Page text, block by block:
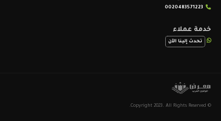
0020483571223
خدمة عملاء
تحدث إلينا الآن
© Copyright 2023. All Rights Reserved.